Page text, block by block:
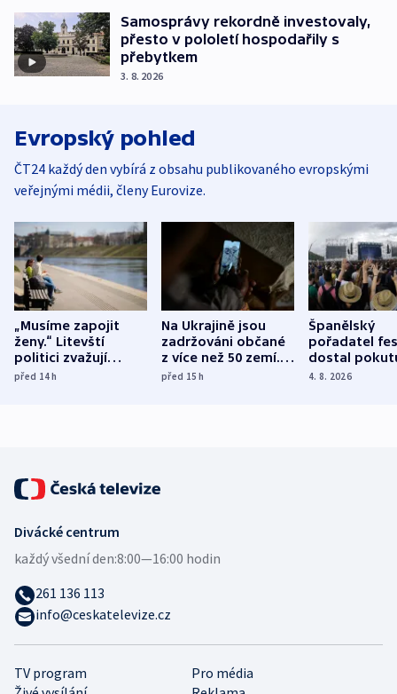
Samosprávy rekordně investovaly,
přesto v pololetí hospodařily s
přebytkem
3. 8. 2026
Evropský pohled
ČT24 každý den vybírá z obsahu publikovaného evropskými
veřejnými médii, členy Eurovize.
„Musíme zapojit
ženy.“ Litevští
politici zvažují
dohodu o
před 14h
Na Ukrajině jsou
zadržováni občané
z více než 50 zemí.
Bojovali na straně
před 15h
Španělský
pořadatel
dostal
nekalé
4. 8. 2026
TV program
Pro média
Divácké centrum
každý všední den:8:00—16:00 hodin
261 136 113
info@ceskatelevize.cz